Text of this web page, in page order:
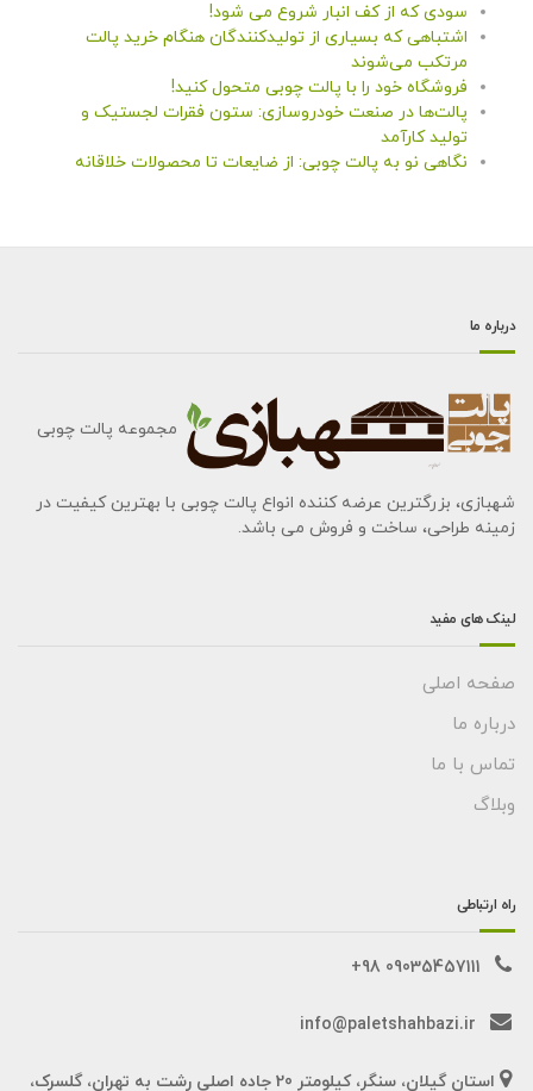
سودی که از کف انبار شروع می شود!
اشتباهی که بسیاری از تولیدکنندگان هنگام خرید پالت
مرتکب می‌شوند
فروشگاه خود را با پالت چوبی متحول کنید!
پالت‌ها در صنعت خودروسازی: ستون فقرات لجستیک و
تولید کارآمد
نگاهی نو به پالت چوبی: از ضایعات تا محصولات خلاقانه
درباره ما
مجموعه پالت چوبی
شهبازی، بزرگترین عرضه کننده انواع پالت چوبی با بهترین کیفیت در
زمینه طراحی، ساخت و فروش می باشد.
لینک های مفید
صفحه اصلی
درباره ما
تماس با ما
وبلاگ
راه ارتباطی
09035457111 98+
info@paletshahbazi.ir
استان گیلان، سنگر، کیلومتر 20 جاده اصلی رشت به تهران، گلسرک،